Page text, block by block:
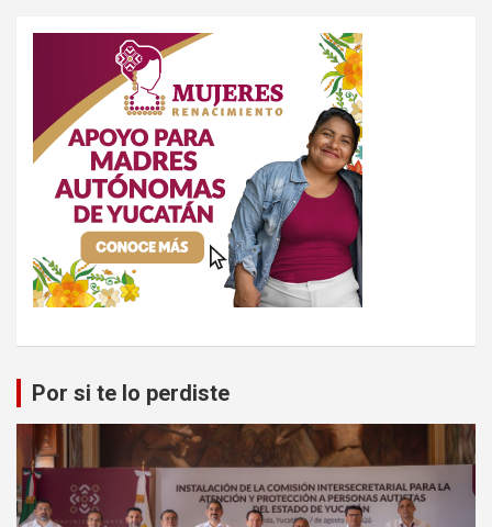
Por si te lo perdiste